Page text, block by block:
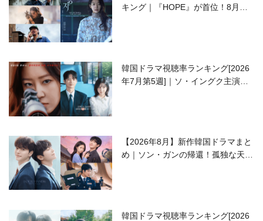
キング｜『HOPE』が首位！8月公
韓国ドラマ視聴率ランキング[2026
年7月第5週]｜ソ・イングク主演の
【2026年8月】新作韓国ドラマまと
め｜ソン・ガンの帰還！孤独な天才
韓国ドラマ視聴率ランキング[2026